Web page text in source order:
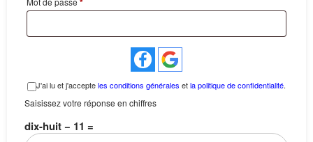
J'ai lu et j'accepteles conditions générales etla politique de confidentialité.
Saisissez votre réponse en chiffres
dix-huit − 11 =